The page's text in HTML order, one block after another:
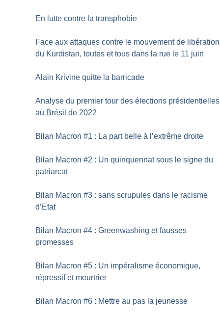
En lutte contre la transphobie
Face aux attaques contre le mouvement de libération
du Kurdistan, toutes et tous dans la rue le 11 juin
Alain Krivine quitte la barricade
Analyse du premier tour des élections présidentielles
au Brésil de 2022
Bilan Macron #1 : La part belle à l’extrême droite
Bilan Macron #2 : Un quinquennat sous le signe du
patriarcat
Bilan Macron #3 : sans scrupules dans le racisme
d’Etat
Bilan Macron #4 : Greenwashing et fausses
promesses
Bilan Macron #5 : Un impéralisme économique,
répressif et meurtrier
Bilan Macron #6 : Mettre au pas la jeunesse